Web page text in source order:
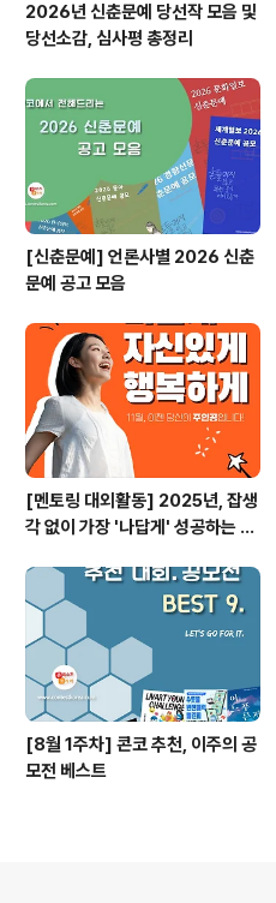
2026년 신춘문예 당선작 모음 및
당선소감, 심사평 총정리
[신춘문예] 언론사별 2026 신춘
문예 공고 모음
[멘토링 대외활동] 2025년, 잡생
각 없이 가장 '나답게' 성공하는 법
[8월 1주차] 콘코 추천, 이주의 공
모전 베스트